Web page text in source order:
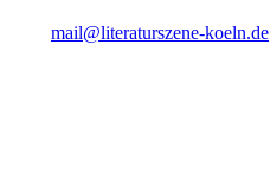
mail@literaturszene-koeln.de